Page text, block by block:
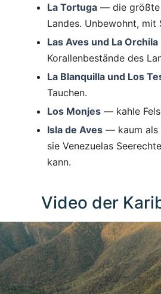
La Tortuga — die größte
Landes. Unbewohnt,
Las Aves und La Orchila
Korallenbestände des
La Blanquilla und Los
Tauchen.
Los Monjes — kahle
Isla de Aves — kaum als
sie Venezuelas
kann.
Video der